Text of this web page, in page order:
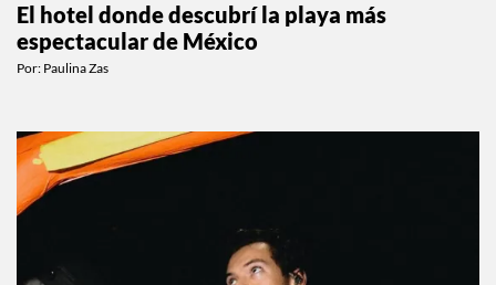
El hotel donde descubrí la playa más
espectacular de México
Por: Paulina Zas